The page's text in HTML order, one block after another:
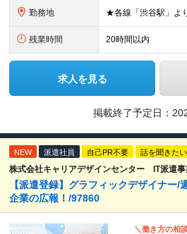
勤務地
残業時間 20時間以内
求人を見る
掲載終了予定日：
NEW 派遣社員 自己PR不要 話を聞きた
株式会社キャリアデザインセンター IT派遣事
【派遣登録】グラフィックデザイナ
企業の広報！/97860
＼働き方の相